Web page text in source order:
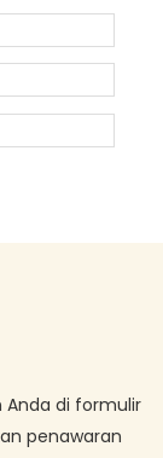
di formulir
penawaran